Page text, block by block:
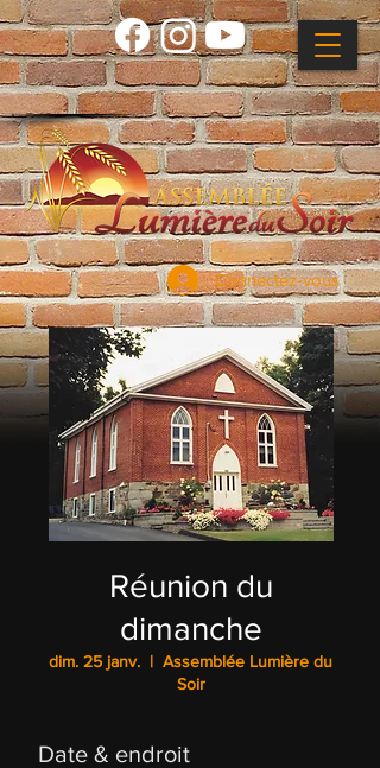
Connectez-vous
Réunion du
dimanche
dim. 25 janv.
  |
Assemblée Lumière du
Soir
Date & endroit